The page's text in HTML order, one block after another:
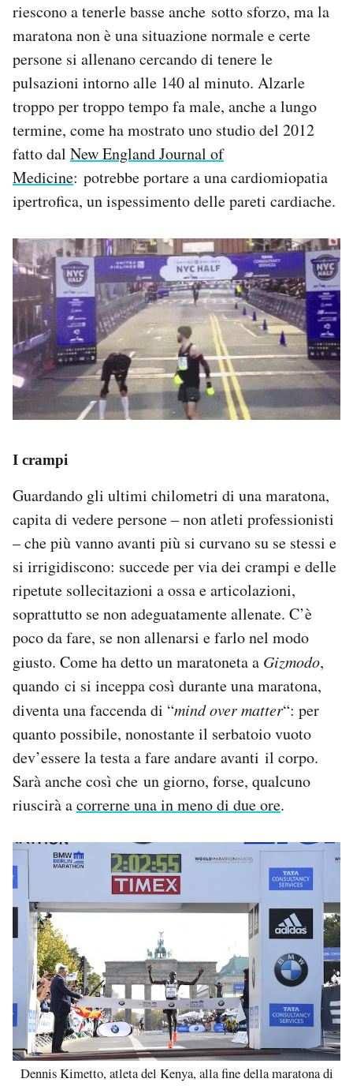
riescono a tenerle basse anche sotto sforzo, ma la
maratona non è una situazione normale e certe
persone si allenano cercando di tenere le
pulsazioni intorno alle 140 al minuto. Alzarle
troppo per troppo tempo fa male, anche a lungo
termine, come ha mostrato uno studio del 2012
fatto dal New England Journal of
Medicine: potrebbe portare a una cardiomiopatia
ipertrofica, un ispessimento delle pareti cardiache.
I crampi
Guardando gli ultimi chilometri di una maratona,
capita di vedere persone – non atleti professionisti
– che più vanno avanti più si curvano su se stessi e
si irrigidiscono: succede per via dei crampi e delle
ripetute sollecitazioni a ossa e articolazioni,
soprattutto se non adeguatamente allenate. C’è
poco da fare, se non allenarsi e farlo nel modo
giusto. Come ha detto un maratoneta a Gizmodo,
quando ci si inceppa così durante una maratona,
diventa una faccenda di “mind over matter“: per
quanto possibile, nonostante il serbatoio vuoto
dev’essere la testa a fare andare avanti il corpo.
Sarà anche così che un giorno, forse, qualcuno
riuscirà acorrerne una in meno di due ore.
Dennis Kimetto, atleta del Kenya, alla fine della maratona di